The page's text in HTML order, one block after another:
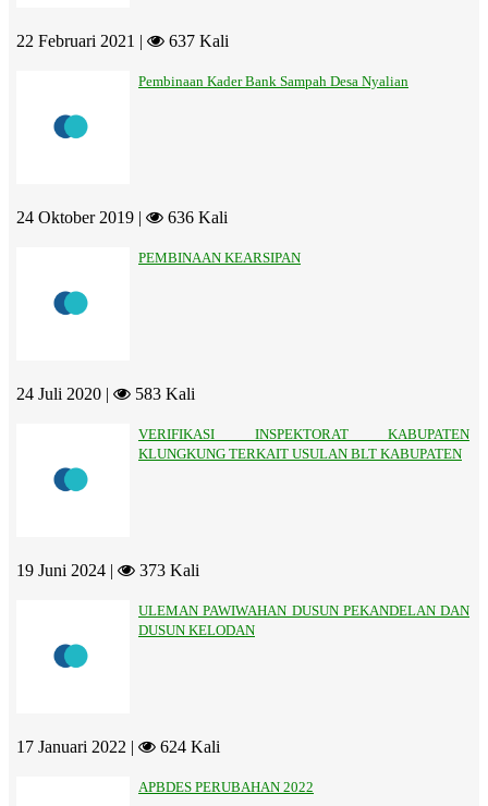
22 Februari 2021 | 637 Kali
Pembinaan Kader Bank Sampah Desa Nyalian
24 Oktober 2019 | 636 Kali
PEMBINAAN KEARSIPAN
24 Juli 2020 | 583 Kali
VERIFIKASI INSPEKTORAT KABUPATEN
KLUNGKUNG TERKAIT USULAN BLT KABUPATEN
19 Juni 2024 | 373 Kali
ULEMAN PAWIWAHAN DUSUN PEKANDELAN DAN
DUSUN KELODAN
17 Januari 2022 | 624 Kali
APBDES PERUBAHAN 2022